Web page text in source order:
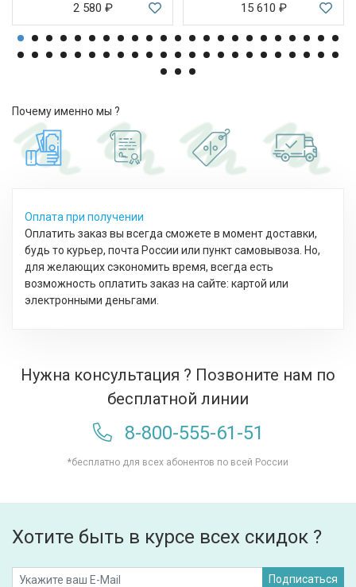
2 580 ₽ 15 610 ₽
Почему именно мы ?
Оплата при получении
Оплатить заказ вы всегда сможете в момент доставки,
будь то курьер, почта России или пункт самовывоза. Но,
для желающих сэкономить время, всегда есть
возможность оплатить заказ на сайте: картой или
электронными деньгами.
Нужна консультация ? Позвоните нам по
бесплатной линии
8-800-555-61-51
*бесплатно для всех абонентов по всей России
Хотите быть в курсе всех скидок ?
Подписаться